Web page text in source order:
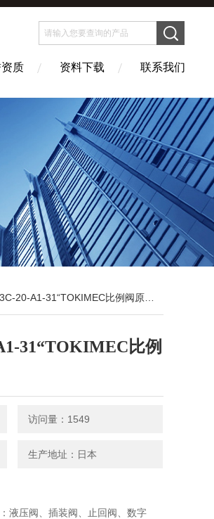
质 资料下载 联系我们
20-A1-31“TOKIMEC比例阀原装现货
31“TOKIMEC比例
访问量：1549
生产地址：日本
液压阀、插装阀、止回阀、数字